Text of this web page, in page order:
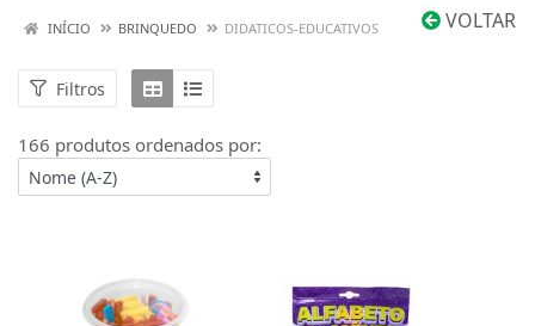
VOLTAR
INÍCIO BRINQUEDO DIDATICOS-EDUCATIVOS
Filtros
166 produtos ordenados por: